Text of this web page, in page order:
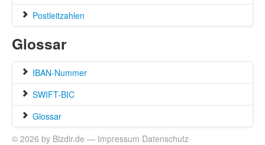
Postleitzahlen
Glossar
IBAN-Nummer
SWIFT-BIC
Glossar
© 2026 by Blzdir.de — Impressum Datenschutz